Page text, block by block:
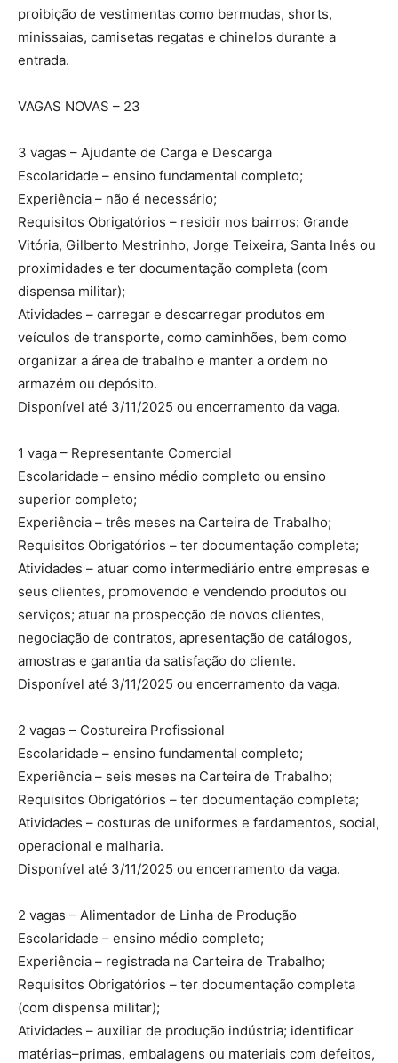
proibição de vestimentas como bermudas, shorts,
minissaias, camisetas regatas e chinelos durante a
entrada.
VAGAS NOVAS – 23
3 vagas – Ajudante de Carga e Descarga
Escolaridade – ensino fundamental completo;
Experiência – não é necessário;
Requisitos Obrigatórios – residir nos bairros: Grande
Vitória, Gilberto Mestrinho, Jorge Teixeira, Santa Inês ou
proximidades e ter documentação completa (com
dispensa militar);
Atividades – carregar e descarregar produtos em
veículos de transporte, como caminhões, bem como
organizar a área de trabalho e manter a ordem no
armazém ou depósito.
Disponível até 3/11/2025 ou encerramento da vaga.
1 vaga – Representante Comercial
Escolaridade – ensino médio completo ou ensino
superior completo;
Experiência – três meses na Carteira de Trabalho;
Requisitos Obrigatórios – ter documentação completa;
Atividades – atuar como intermediário entre empresas e
seus clientes, promovendo e vendendo produtos ou
serviços; atuar na prospecção de novos clientes,
negociação de contratos, apresentação de catálogos,
amostras e garantia da satisfação do cliente.
Disponível até 3/11/2025 ou encerramento da vaga.
2 vagas – Costureira Profissional
Escolaridade – ensino fundamental completo;
Experiência – seis meses na Carteira de Trabalho;
Requisitos Obrigatórios – ter documentação completa;
Atividades – costuras de uniformes e fardamentos, social,
operacional e malharia.
Disponível até 3/11/2025 ou encerramento da vaga.
2 vagas – Alimentador de Linha de Produção
Escolaridade – ensino médio completo;
Experiência – registrada na Carteira de Trabalho;
Requisitos Obrigatórios – ter documentação completa
(com dispensa militar);
Atividades – auxiliar de produção indústria; identificar
matérias–primas, embalagens ou materiais com defeitos,